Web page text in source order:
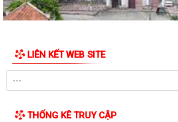
Đồng chí Nguyễn Ngọc Sơn, đại biểu quốc hội
Đồng chí Phạm Văn Mạnh - Bí thư Đảng ủy,
Giang thăm, tặng quà gia đình chính...
trình xác định nghiện ma túy
LIÊN KẾT WEB SITE
THỐNG KÊ TRUY CẬP